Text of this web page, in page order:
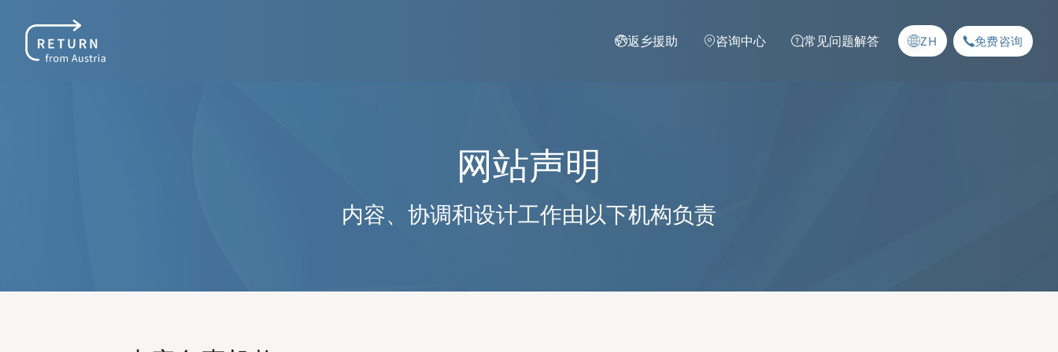
返乡援助
咨询中心 常见问题解答 ZH 免费咨询
网站声明
内容、协调和设计工作由以下机构负责